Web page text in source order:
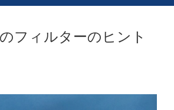
フィルターのヒント